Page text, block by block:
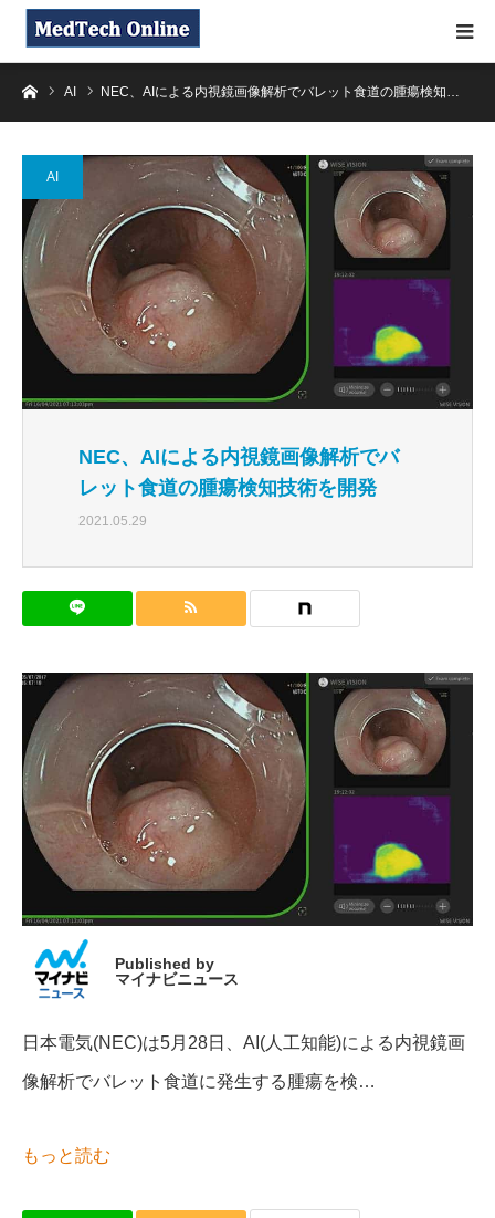
ホーム
AI NEC、AIによる内視鏡画像解析でバレット食道の腫瘍検知…
AI
NEC、AIによる内視鏡画像解析でバ
レット食道の腫瘍検知技術を開発
2021.05.29
Published by
マイナビニュース
日本電気(NEC)は5月28日、AI(人工知能)による内視鏡画
像解析でバレット食道に発生する腫瘍を検…
もっと読む